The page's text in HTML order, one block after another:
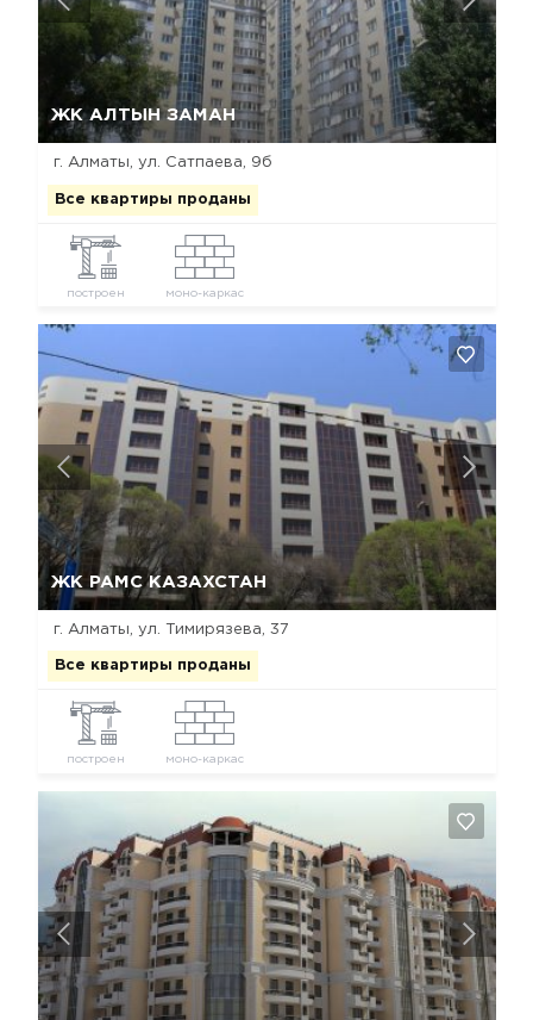
ЖК АЛТЫН ЗАМАН
г. Алматы, ул. Сатпаева, 9б
Все квартиры проданы
построен моно-каркас
Да, удалить Отмена
ЖК РАМС КАЗАХСТАН
г. Алматы, ул. Тимирязева, 37
Все квартиры проданы
построен моно-каркас
Отмена